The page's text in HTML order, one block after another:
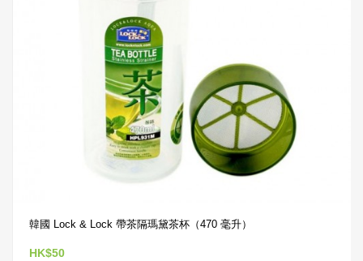
韓國 Lock & Lock 帶茶隔瑪黛茶杯（470 毫升）
HK$50